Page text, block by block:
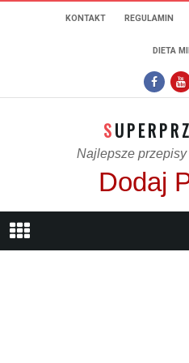
KONTAKT REGULAMIN
DIETA
Najlepsze
Dodaj